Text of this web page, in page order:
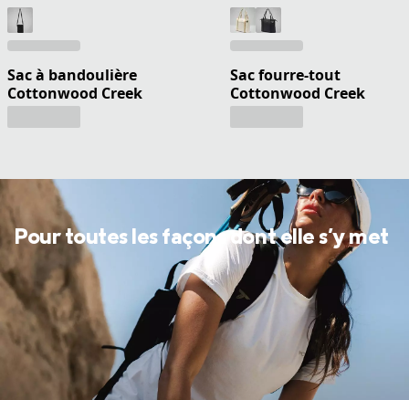
Sac à bandoulière
Cottonwood Creek
Sac fourre-tout
Cottonwood Creek
Pour toutes les façons dont elle s'y met